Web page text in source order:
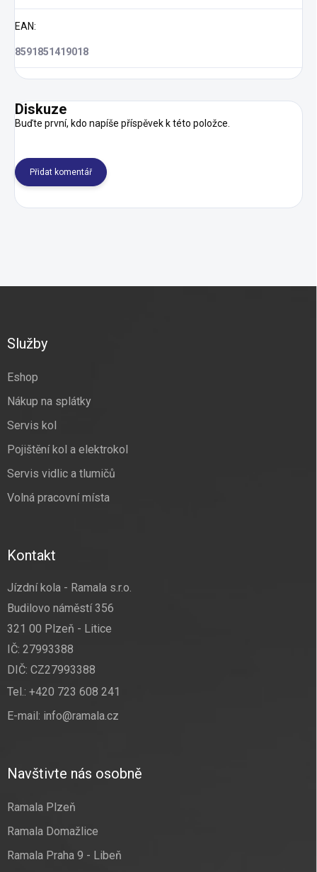
EAN:
8591851419018
Diskuze
Buďte první, kdo napíše příspěvek k této položce.
Přidat komentář
Služby
Eshop
Nákup na splátky
Servis kol
Pojištění kol a elektrokol
Servis vidlic a tlumičů
Volná pracovní místa
Kontakt
Jízdní kola - Ramala s.r.o.
Budilovo náměstí 356
321 00 Plzeň - Litice
IČ: 27993388
DIČ: CZ27993388
Tel.: +420 723 608 241
E-mail: info@ramala.cz
Navštivte nás osobně
Ramala Plzeň
Ramala Domažlice
Ramala Praha 9 - Libeň